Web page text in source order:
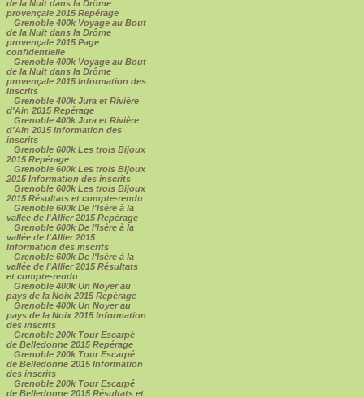
de la Nuit dans la Drôme
provençale 2015 Repérage
Grenoble 400k Voyage au Bout
de la Nuit dans la Drôme
provençale 2015 Page
confidentielle
Grenoble 400k Voyage au Bout
de la Nuit dans la Drôme
provençale 2015 Information des
inscrits
Grenoble 400k Jura et Rivière
d'Ain 2015 Repérage
Grenoble 400k Jura et Rivière
d'Ain 2015 Information des
inscrits
Grenoble 600k Les trois Bijoux
2015 Repérage
Grenoble 600k Les trois Bijoux
2015 Information des inscrits
Grenoble 600k Les trois Bijoux
2015 Résultats et compte-rendu
Grenoble 600k De l'Isère à la
vallée de l'Allier 2015 Repérage
Grenoble 600k De l'Isère à la
vallée de l'Allier 2015
Information des inscrits
Grenoble 600k De l'Isère à la
vallée de l'Allier 2015 Résultats
et compte-rendu
Grenoble 400k Un Noyer au
pays de la Noix 2015 Repérage
Grenoble 400k Un Noyer au
pays de la Noix 2015 Information
des inscrits
Grenoble 200k Tour Escarpé
de Belledonne 2015 Repérage
Grenoble 200k Tour Escarpé
de Belledonne 2015 Information
des inscrits
Grenoble 200k Tour Escarpé
de Belledonne 2015 Résultats et